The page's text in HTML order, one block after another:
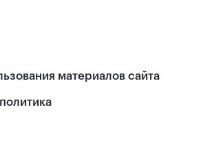
материалов сайта